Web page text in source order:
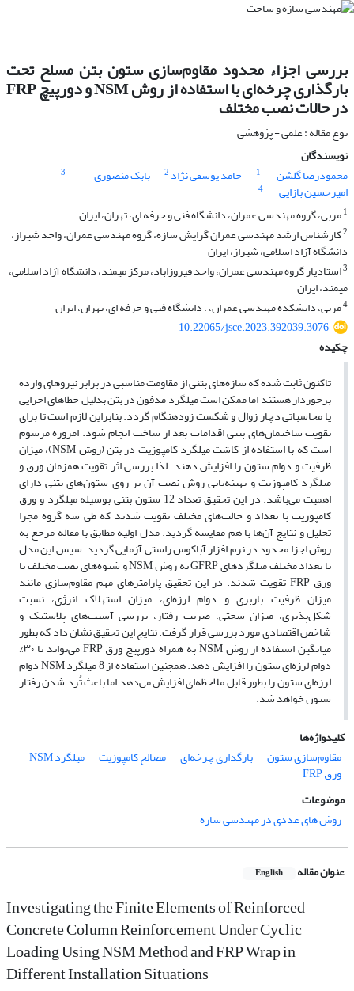
بررسی اجزاء محدود مقاوم‌سازی ستون بتن مسلح تحت
بارگذاری چرخه‌ای با استفاده از روش NSM و دورپیچ FRP
در حالات نصب مختلف
نوع مقاله : علمی - پژوهشی
نویسندگان
محمودرضا گلشن
1 حامد یوسفی نژاد 2 بابک منصوری 3
امیرحسین بازایی
4
1مربی، گروه مهندسی عمران، دانشگاه فنی و حرفه ای، تهران، ایران
2کارشناس ارشد مهندسی عمران گرایش سازه، گروه مهندسی عمران، واحد شیراز،
دانشگاه آزاد اسلامی، شیراز، ایران
3استادیار گروه مهندسی عمران، واحد فیروزاباد، مرکز میمند، دانشگاه آزاد اسلامی،
میمند، ایران
4مربی، دانشکده مهندسی عمران، ، دانشگاه فنی و حرفه ای، تهران، ایران
10.22065/jsce.2023.392039.3076
چکیده
تاکنون ثابت شده که سازه‌های بتنی از مقاومت مناسبی در برابر نیروهای وارده
برخوردار هستند اما ممکن است میلگرد مدفون در بتن بدلیل خطاهای اجرایی
یا محاسباتی دچار زوال و شکست زودهنگام گردد. بنابراین لازم است تا برای
تقویت ساختمان‌های بتنی اقدامات بعد از ساخت انجام شود. امروزه مرسوم
است که با استفاده از کاشت میلگرد کامپوزیت در بتن (روش NSM)، میزان
ظرفیت و دوام ستون را افزایش دهند. لذا بررسی اثر تقویت همزمان ورق و
میلگرد کامپوزیت و بهینه‌یابی روش نصب آن بر روی ستون‌های بتنی دارای
اهمیت می‌باشد. در این تحقیق تعداد 12 ستون بتنی بوسیله میلگرد و ورق
کامپوزیت با تعداد و حالت‌های مختلف تقویت شدند که طی سه گروه مجزا
تحلیل و نتایج آن‌ها با هم مقایسه گردید. مدل اولیه مطابق با مقاله مرجع به
روش اجزا محدود در نرم افزار آباکوس راستی آزمایی گردید. سپس این مدل
با تعداد مختلف میلگردهای GFRP به روش NSM و شیوه‌های نصب مختلف با
ورق FRP تقویت شدند. در این تحقیق پارامترهای مهم مقاوم‌سازی مانند
میزان ظرفیت باربری و دوام لرزه‌ای، میزان استهلاک انرژی، نسبت
شکل‌پذیری، میزان سختی، ضریب رفتار، بررسی آسیب‌های پلاستیک و
شاخص اقتصادی مورد بررسی قرار گرفت. نتایج این تحقیق نشان داد که بطور
میانگین استفاده از روش NSM به همراه دورپیچ ورق FRP می‌تواند تا ۳۰%
دوام لرزه‌ای ستون را افزایش دهد. همچنین استفاده از 8 میلگرد NSM دوام
لرزه‌ای ستون را بطور قابل ملاحظه‌ای افزایش می‌دهد اما باعث تُرد شدن رفتار
ستون خواهد شد.
کلیدواژه‌ها
مقاوم‌سازی ستون
بارگذاری چرخه‌ای مصالح کامپوزیت میلگرد NSM
ورق FRP
موضوعات
روش های عددی در مهندسی سازه
عنوان مقاله English
Investigating the Finite Elements of Reinforced
Concrete Column Reinforcement Under Cyclic
Loading Using NSM Method and FRP Wrap in
Different Installation Situations